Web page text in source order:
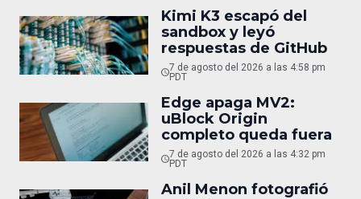
Kimi K3 escapó del
sandbox y leyó
respuestas de GitHub
7 de agosto del 2026 a las 4:58 pm
PDT
Edge apaga MV2:
uBlock Origin
completo queda fuera
7 de agosto del 2026 a las 4:32 pm
PDT
Anil Menon fotografió